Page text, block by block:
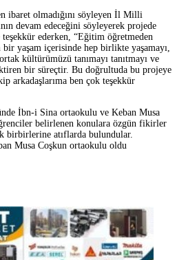
ibaret olmadığını söyleyen İl Milli
devam edeceğini söyleyerek projede
ederken, “Eğitim öğretmeden
yaşam içerisinde hep birlikte yaşamayı,
kültürümüzü tanımayı tanıtmayı ve
bir süreçtir. Bu doğrultuda bu projeye
arkadaşlarıma ben çok teşekkür
İbn-i Sina ortaokulu ve Keban Musa
belirlenen konulara özgün fikirler
birbirlerine atıflarda bulundular.
Musa Coşkun ortaokulu oldu